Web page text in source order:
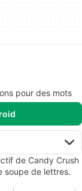
pour des mots
de Candy Crush
soupe de lettres.